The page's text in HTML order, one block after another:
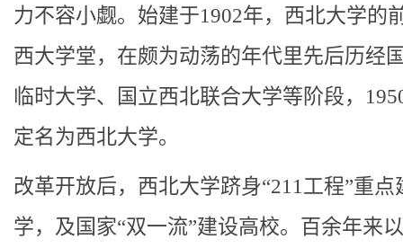
力不容小觑。始建于1902年，西北大学的
西大学堂，在颇为动荡的年代里先后历经
临时大学、国立西北联合大学等阶段，
定名为西北大学。
改革开放后，西北大学跻身“211工程”重点
学，及国家“双一流”建设高校。百余年来